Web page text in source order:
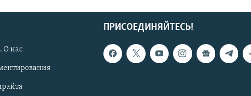
ПРИСОЕДИНЯЙТЕСЬ!
О нас